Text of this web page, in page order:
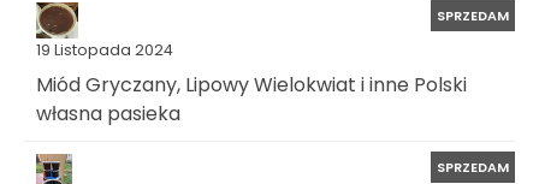
19 Listopada 2024
SPRZEDAM
Miód Gryczany, Lipowy Wielokwiat i inne Polski
własna pasieka
SPRZEDAM